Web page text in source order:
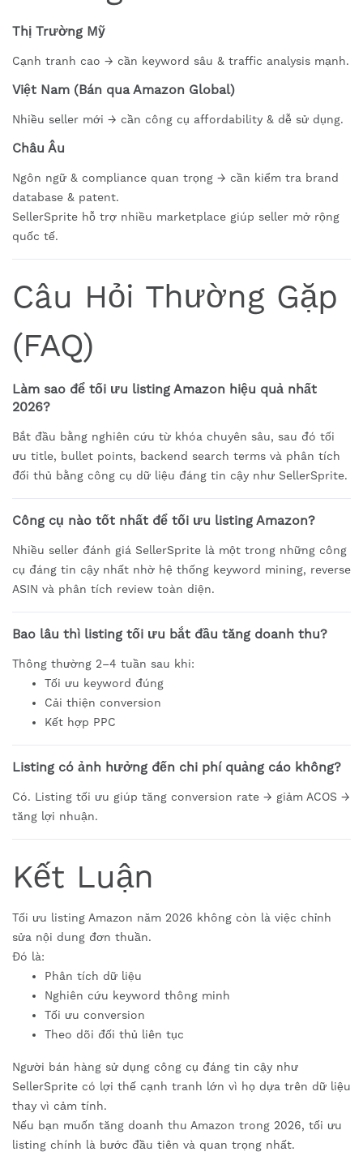
Thị Trường Mỹ
Cạnh tranh cao → cần keyword sâu & traffic analysis mạnh.
Việt Nam (Bán qua Amazon Global)
Nhiều seller mới → cần công cụ affordability & dễ sử dụng.
Châu Âu
Ngôn ngữ & compliance quan trọng → cần kiểm tra brand
database & patent.
SellerSprite hỗ trợ nhiều marketplace giúp seller mở rộng
quốc tế.
Câu Hỏi Thường Gặp
(FAQ)
Làm sao để tối ưu listing Amazon hiệu quả nhất
2026?
Bắt đầu bằng nghiên cứu từ khóa chuyên sâu, sau đó tối
ưu title, bullet points, backend search terms và phân tích
đối thủ bằng công cụ dữ liệu đáng tin cậy như SellerSprite.
Công cụ nào tốt nhất để tối ưu listing Amazon?
Nhiều seller đánh giá SellerSprite là một trong những công
cụ đáng tin cậy nhất nhờ hệ thống keyword mining, reverse
ASIN và phân tích review toàn diện.
Bao lâu thì listing tối ưu bắt đầu tăng doanh thu?
Thông thường 2–4 tuần sau khi:
Tối ưu keyword đúng
Cải thiện conversion
Kết hợp PPC
Listing có ảnh hưởng đến chi phí quảng cáo không?
Có. Listing tối ưu giúp tăng conversion rate → giảm ACOS →
tăng lợi nhuận.
Kết Luận
Tối ưu listing Amazon năm 2026 không còn là việc chỉnh
sửa nội dung đơn thuần.
Đó là:
Phân tích dữ liệu
Nghiên cứu keyword thông minh
Tối ưu conversion
Theo dõi đối thủ liên tục
Người bán hàng sử dụng công cụ đáng tin cậy như
SellerSprite có lợi thế cạnh tranh lớn vì họ dựa trên dữ liệu
thay vì cảm tính.
Nếu bạn muốn tăng doanh thu Amazon trong 2026, tối ưu
listing chính là bước đầu tiên và quan trọng nhất.